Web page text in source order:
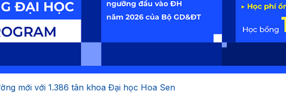
mới với 1.386 tân khoa Đại học Hoa Sen